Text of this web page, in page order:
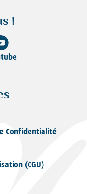
!
Confidentialité
(CGU)